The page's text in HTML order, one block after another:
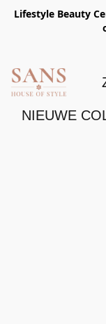
Lifestyle Beauty
NIEUWE